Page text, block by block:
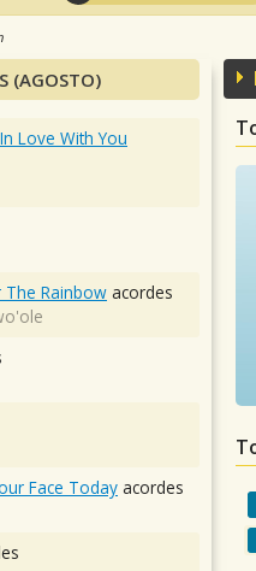
(AGOSTO)
Love With You
Rainbow acordes
Face Today acordes